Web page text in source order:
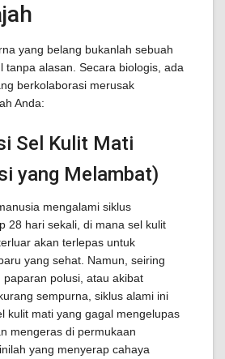
yang belang bukanlah sebuah
tanpa alasan. Secara biologis, ada
berkolaborasi merusak
Anda:
Sel Kulit Mati
yang Melambat)
mengalami siklus
28 hari sekali, di mana sel kulit
akan terlepas untuk
yang sehat. Namun, seiring
paparan polusi, atau akibat
sempurna, siklus alami ini
kulit mati yang gagal mengelupas
mengeras di permukaan
yang menyerap cahaya